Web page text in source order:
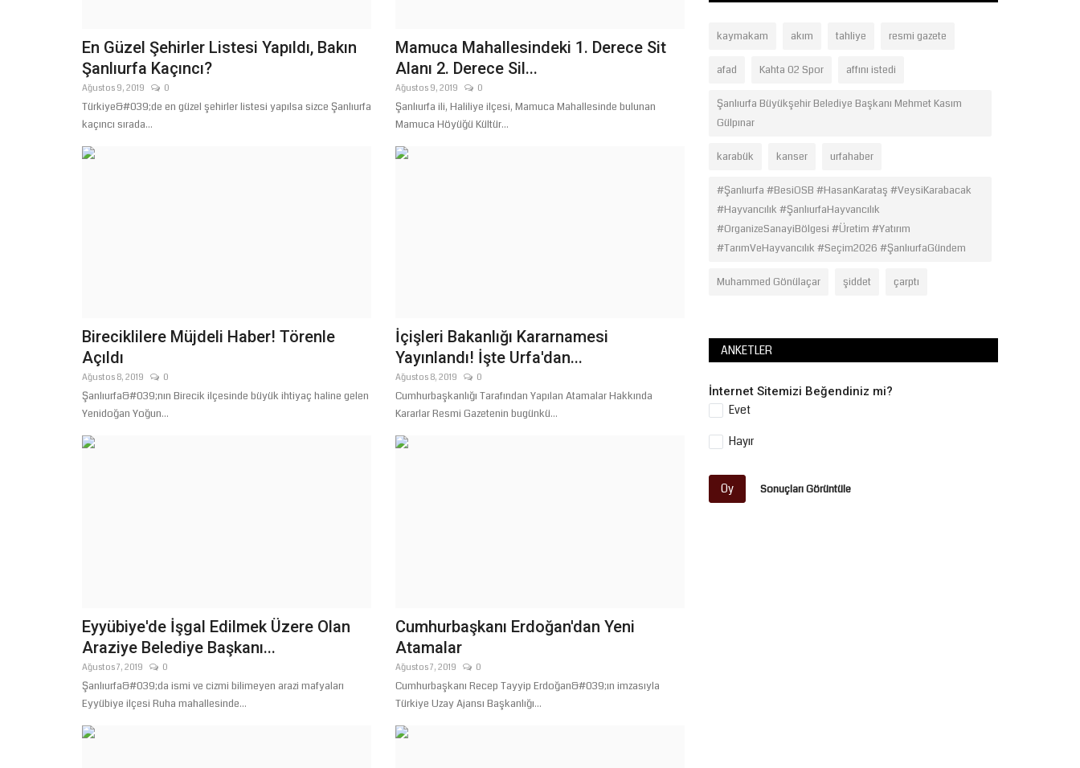
En Güzel Şehirler Listesi Yapıldı, Bakın
Şanlıurfa Kaçıncı?
Ağustos 9, 2019 0
Türkiye&#039;de en güzel şehirler listesi yapılsa sizce Şanlıurfa
kaçıncı sırada...
Mamuca Mahallesindeki 1. Derece Sit
Alanı 2. Derece Sil...
Ağustos 9, 2019 0
Şanlıurfa ili, Haliliye ilçesi, Mamuca Mahallesinde bulunan
Mamuca Höyüğü Kültür...
Bireciklilere Müjdeli Haber! Törenle
Açıldı
Ağustos 8, 2019 0
Şanlıurfa&#039;nın Birecik ilçesinde büyük ihtiyaç haline gelen
Yenidoğan Yoğun...
İçişleri Bakanlığı Kararnamesi
Yayınlandı! İşte Urfa'dan...
Ağustos 8, 2019 0
Cumhurbaşkanlığı Tarafından Yapılan Atamalar Hakkında
Kararlar Resmi Gazetenin bugünkü...
Eyyübiye'de İşgal Edilmek Üzere Olan
Araziye Belediye Başkanı...
Ağustos 7, 2019 0
Şanlıurfa&#039;da ismi ve cizmi bilimeyen arazi mafyaları
Eyyübiye ilçesi Ruha mahallesinde...
Cumhurbaşkanı Erdoğan'dan Yeni
Atamalar
Ağustos 7, 2019 0
Cumhurbaşkanı Recep Tayyip Erdoğan&#039;ın imzasıyla
Türkiye Uzay Ajansı Başkanlığı...
kaymakam akım tahliye resmi gazete
afad Kahta 02 Spor affını istedi
Şanlıurfa Büyükşehir Belediye Başkanı Mehmet Kasım
Gülpınar
karabük kanser urfahaber
#Şanlıurfa #BesiOSB #HasanKarataş #VeysiKarabacak
#Hayvancılık #ŞanlıurfaHayvancılık
#OrganizeSanayiBölgesi #Üretim #Yatırım
#TarımVeHayvancılık #Seçim2026 #ŞanlıurfaGündem
Muhammed Gönülaçar şiddet çarptı
ANKETLER
İnternet Sitemizi Beğendiniz mi?
Evet
Hayır
Oy Sonuçları Görüntüle